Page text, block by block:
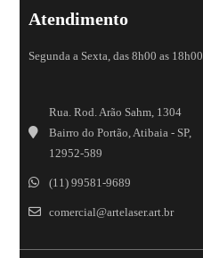
Atendimento
Segunda a Sexta, das 8h00 as 18h00.
Rua. Rod. Arão Sahm, 1304
Bairro do Portão, Atibaia - SP,
12952-589
(11) 99581-9689
comercial@artelaser.art.br